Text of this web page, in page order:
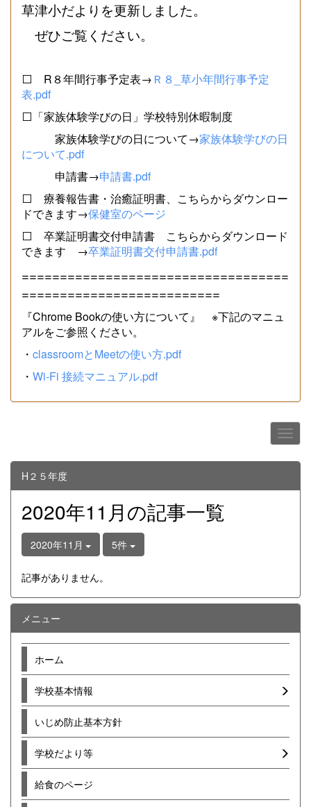
草津小だよりを更新しました。
ぜひご覧ください。
⬜ R８年間行事予定表→ Ｒ８_草小年間行事予定
表.pdf
⬜「家族体験学びの日」学校特別休暇制度
家族体験学びの日について→家族体験学びの日
について.pdf
申請書→申請書.pdf
⬜ 療養報告書・治癒証明書、こちらからダウンロー
ドできます→保健室のページ
⬜ 卒業証明書交付申請書 こちらからダウンロード
できます →卒業証明書交付申請書.pdf
===================================
==========================
『Chrome Bookの使い方について』 ※下記のマニュ
アルをご参照ください。
・ classroomとMeetの使い方.pdf
・ Wi-Fi 接続マニュアル.pdf
H２５年度
2020年11月の記事一覧
2020年11月 5件
記事がありません。
メニュー
ホーム
学校基本情報
いじめ防止基本方針
学校だより等
給食のページ